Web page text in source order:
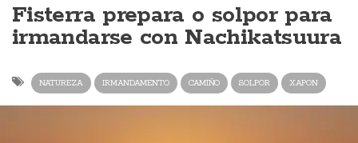
Fisterra prepara o solpor para
irmandarse con Nachikatsuura
NATUREZA IRMANDAMENTO CAMIÑO SOLPOR XAPON